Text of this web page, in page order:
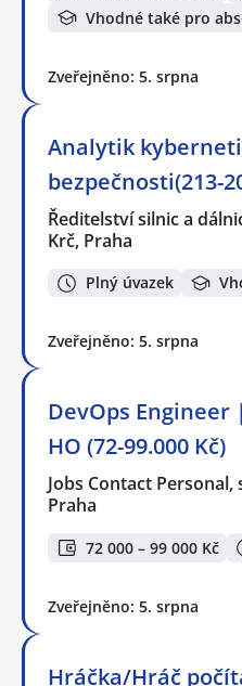
Vhodné také pro
Zveřejněno: 5. srpna
Analytik
bezpečnosti(213-
Ředitelství silnic a
Krč, Praha
Plný úvazek
Zveřejněno: 5. srpna
DevOps
HO (72-99.000 Kč)
Jobs Contact Personal,
Praha
72 000 – 99 000 Kč
Zveřejněno: 5. srpna
Hráčka/Hráč